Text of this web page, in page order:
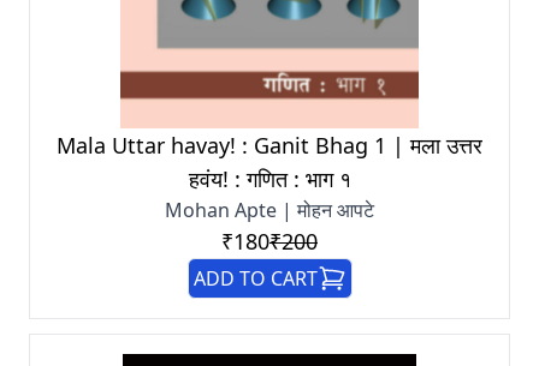
Mala Uttar havay! : Ganit Bhag 1 | मला उत्तर
हवंय! : गणित : भाग १
Mohan Apte | मोहन आपटे
₹180₹200
ADD TO CART